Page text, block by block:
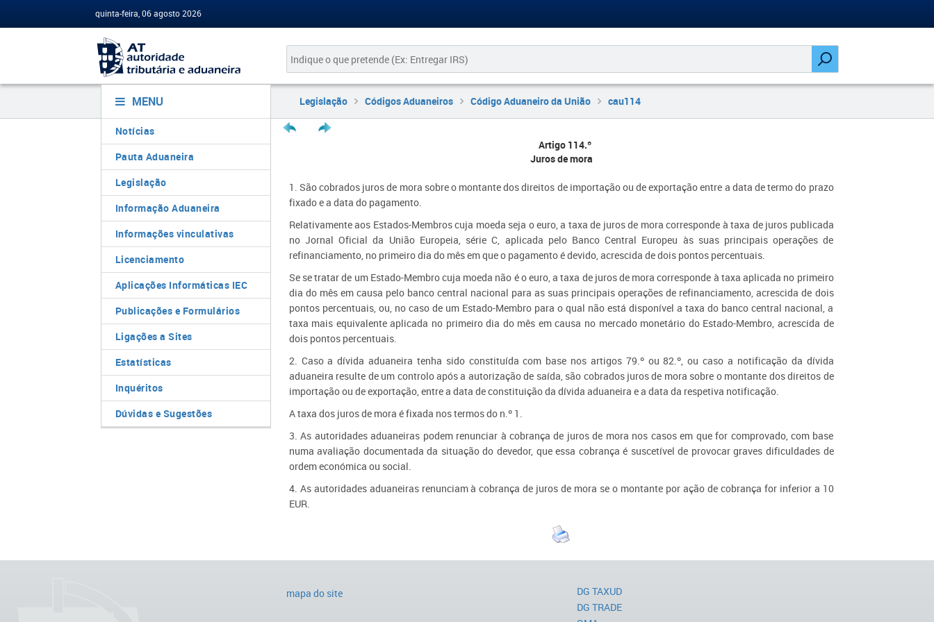
quinta-feira, 06 agosto 2026
MENU
Notícias
Pauta Aduaneira
Legislação
Informação Aduaneira
Informações vinculativas
Licenciamento
Aplicações Informáticas IEC
Publicações e Formulários
Ligações a Sites
Estatísticas
Inquéritos
Dúvidas e Sugestões
Legislação Códigos Aduaneiros Código Aduaneiro da União cau114
Artigo 114.º
Juros de mora
1. São cobrados juros de mora sobre o montante dos direitos de importação ou de exportação entre a data de termo do prazo
fixado e a data do pagamento.
Relativamente aos Estados-Membros cuja moeda seja o euro, a taxa de juros de mora corresponde à taxa de juros publicada
no Jornal Oficial da União Europeia, série C, aplicada pelo Banco Central Europeu às suas principais operações de
refinanciamento, no primeiro dia do mês em que o pagamento é devido, acrescida de dois pontos percentuais.
Se se tratar de um Estado-Membro cuja moeda não é o euro, a taxa de juros de mora corresponde à taxa aplicada no primeiro
dia do mês em causa pelo banco central nacional para as suas principais operações de refinanciamento, acrescida de dois
pontos percentuais, ou, no caso de um Estado-Membro para o qual não está disponível a taxa do banco central nacional, a
taxa mais equivalente aplicada no primeiro dia do mês em causa no mercado monetário do Estado-Membro, acrescida de
dois pontos percentuais.
2. Caso a dívida aduaneira tenha sido constituída com base nos artigos 79.º ou 82.º, ou caso a notificação da dívida
aduaneira resulte de um controlo após a autorização de saída, são cobrados juros de mora sobre o montante dos direitos de
importação ou de exportação, entre a data de constituição da dívida aduaneira e a data da respetiva notificação.
A taxa dos juros de mora é fixada nos termos do n.º 1.
3. As autoridades aduaneiras podem renunciar à cobrança de juros de mora nos casos em que for comprovado, com base
numa avaliação documentada da situação do devedor, que essa cobrança é suscetível de provocar graves dificuldades de
ordem económica ou social.
4. As autoridades aduaneiras renunciam à cobrança de juros de mora se o montante por ação de cobrança for inferior a 10
EUR.
mapa do site
DG TAXUD
DG TRADE